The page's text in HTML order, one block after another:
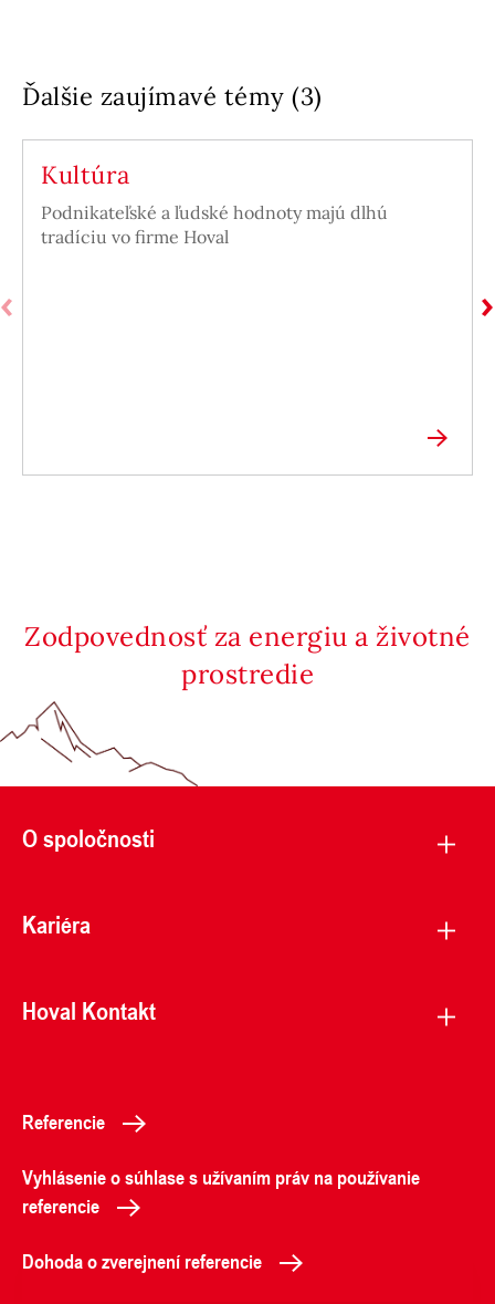
Ďalšie zaujímavé témy (3)
Kultúra
Podnikateľské a ľudské hodnoty majú dlhú
tradíciu vo firme Hoval
Zodpovednosť za energiu a životné
prostredie
O spoločnosti
Kariéra
Hoval Kontakt
Referencie
Vyhlásenie o súhlase s užívaním práv na používanie
referencie
Dohoda o zverejnení referencie